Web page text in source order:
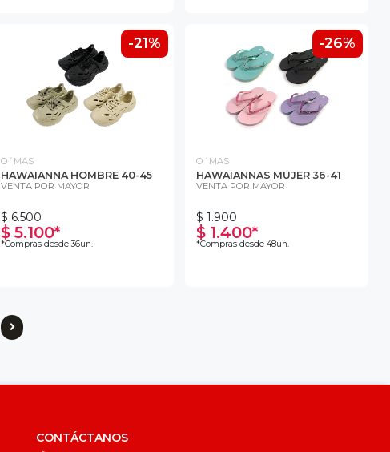
-21%
O´MAS
HAWAIANNA HOMBRE 40-45
VENTA POR MAYOR
$ 6.500
$ 5.100*
*Compras desde 36un.
-26%
O´MAS
HAWAIANNAS MUJER 36-41
VENTA POR MAYOR
$ 1.900
$ 1.400*
*Compras desde 48un.
CONTÁCTANOS